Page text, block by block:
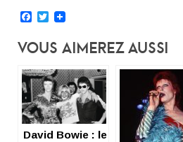
Facebook
Twitter
Vous Aimerez Aussi
David Bowie : le